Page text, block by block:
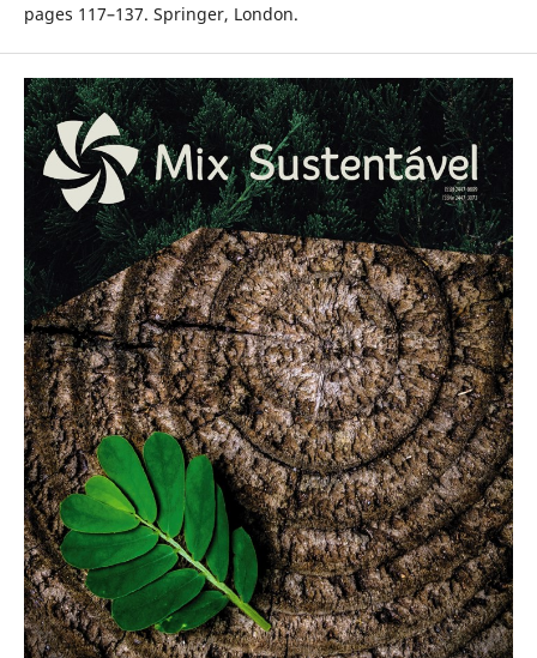
pages 117–137. Springer, London.